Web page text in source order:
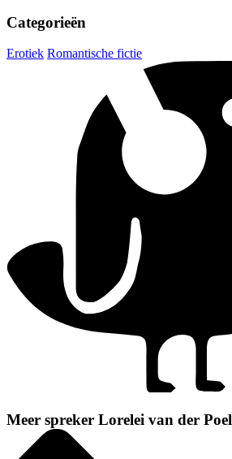
Categorieën
Erotiek Romantische fictie
Meer spreker Lorelei van der Poel